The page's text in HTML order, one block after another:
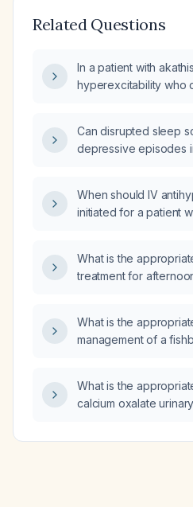
Related Questions
In a patient with
hyperexcitability who
be due to chloride
neurotransmission,
Can disrupted sleep
depressive episodes
When should IV
initiated for a patient
What is the
treatment for
What is the
management of a
What is the
calcium oxalate